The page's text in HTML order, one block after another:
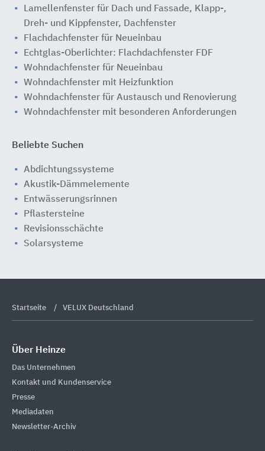
Lamellenfenster für Dach und Fassade, Klapp-,
Dreh- und Kippfenster, Dachfenster
Flachdachfenster für Neueinbau
Echtglas-Oberlichter: Flachdachfenster FDF
Wohndachfenster für Neueinbau
Wohndachfenster mit Heizfunktion
Wohndachfenster für Austausch und Renovierung
Wohndachfenster mit besonderen Anforderungen
Beliebte Suchen
Abdichtungssysteme
Akustik-Dämmelemente
Entwässerungsrinnen
Pflastersteine
Revisionsschächte
Solarsysteme
Startseite VELUX Deutschland
Über Heinze
Das Unternehmen
Kontakt und Kundenservice
Presse
Mediadaten
Newsletter-Archiv